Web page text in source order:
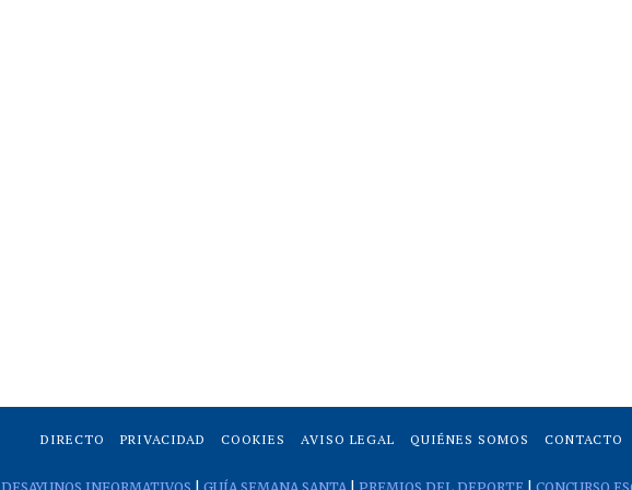
DIRECTO PRIVACIDAD COOKIES AVISO LEGAL QUIÉNES SOMOS CONTACTO